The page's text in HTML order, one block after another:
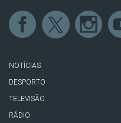
NOTÍCIAS
DESPORTO
TELEVISÃO
RÁDIO